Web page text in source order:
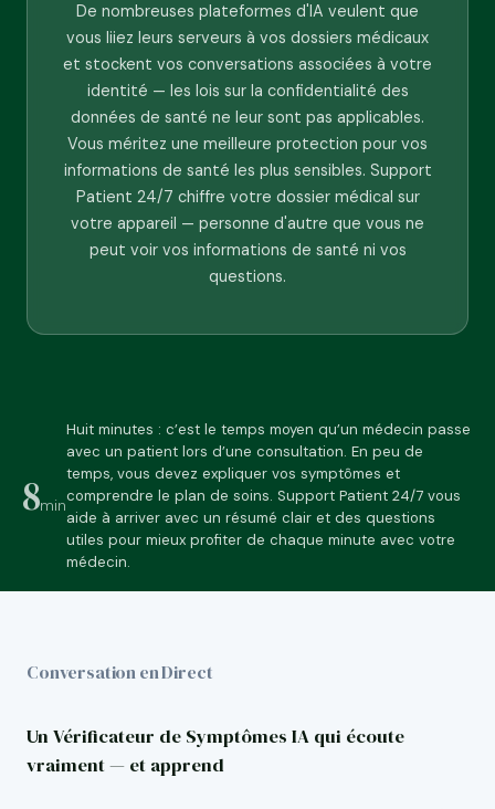
De nombreuses plateformes d'IA veulent que
vous liiez leurs serveurs à vos dossiers médicaux
et stockent vos conversations associées à votre
identité — les lois sur la confidentialité des
données de santé ne leur sont pas applicables.
Vous méritez une meilleure protection pour vos
informations de santé les plus sensibles. Support
Patient 24/7 chiffre votre dossier médical sur
votre appareil — personne d'autre que vous ne
peut voir vos informations de santé ni vos
questions.
8min
Huit minutes : c’est le temps moyen qu’un médecin passe
avec un patient lors d’une consultation. En peu de
temps, vous devez expliquer vos symptômes et
comprendre le plan de soins. Support Patient 24/7 vous
aide à arriver avec un résumé clair et des questions
utiles pour mieux profiter de chaque minute avec votre
médecin.
Conversation en Direct
Un Vérificateur de Symptômes IA qui écoute
vraiment — et apprend